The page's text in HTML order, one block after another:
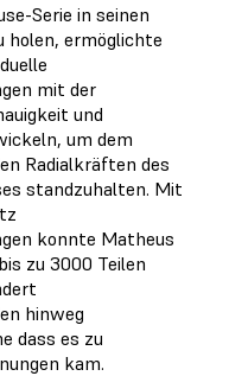
Serie in seinen
holen, ermöglichte
mit der
und
um dem
Radialkräften des
standzuhalten. Mit
konnte Matheus
zu 3000 Teilen
hinweg
dass es zu
kam.